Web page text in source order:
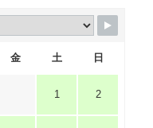
金 土 日
1 2